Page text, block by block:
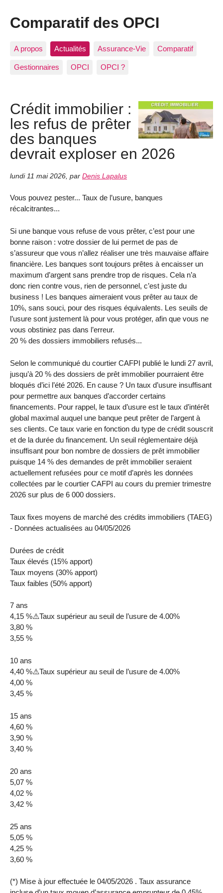
Comparatif des OPCI
A propos Actualités Assurance-Vie Comparatif
Gestionnaires OPCI OPCI ?
Crédit immobilier :
les refus de prêter
des banques
devrait exploser en 2026
lundi 11 mai 2026 par Denis Lapalus
Vous pouvez pester... Taux de l’usure, banques
récalcitrantes...
Si une banque vous refuse de vous prêter, c’est pour une
bonne raison : votre dossier de lui permet de pas de
s’assureur que vous n’allez réaliser une très mauvaise affaire
financière. Les banques sont toujours prêtes à encaisser un
maximum d’argent sans prendre trop de risques. Cela n’a
donc rien contre vous, rien de personnel, c’est juste du
business ! Les banques aimeraient vous prêter au taux de
10%, sans souci, pour des risques équivalents. Les seuils de
l’usure sont justement là pour vous protéger, afin que vous ne
vous obstiniez pas dans l’erreur.
20 % des dossiers immobiliers refusés...
Selon le communiqué du courtier CAFPI publié le lundi 27 avril,
jusqu’à 20 % des dossiers de prêt immobilier pourraient être
bloqués d’ici l’été 2026. En cause ? Un taux d’usure insuffisant
pour permettre aux banques d’accorder certains
financements. Pour rappel, le taux d’usure est le taux d’intérêt
global maximal auquel une banque peut prêter de l’argent à
ses clients. Ce taux varie en fonction du type de crédit souscrit
et de la durée du financement. Un seuil réglementaire déjà
insuffisant pour bon nombre de dossiers de prêt immobilier
puisque 14 % des demandes de prêt immobilier seraient
actuellement refusées pour ce motif d’après les données
collectées par le courtier CAFPI au cours du premier trimestre
2026 sur plus de 6 000 dossiers.
Taux fixes moyens de marché des crédits immobiliers (TAEG)
- Données actualisées au 04/05/2026
Durées de crédit
Taux élevés (15% apport)
Taux moyens (30% apport)
Taux faibles (50% apport)
7 ans
4,15 %⚠️Taux supérieur au seuil de l’usure de 4.00%
3,80 %
3,55 %
10 ans
4,40 %⚠️Taux supérieur au seuil de l’usure de 4.00%
4,00 %
3,45 %
15 ans
4,60 %
3,90 %
3,40 %
20 ans
5,07 %
4,02 %
3,42 %
25 ans
5,05 %
4,25 %
3,60 %
(*) Mise à jour effectuée le 04/05/2026 . Taux assurance